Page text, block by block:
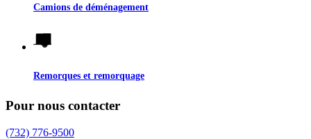
Camions de déménagement
Remorques et remorquage
Pour nous contacter
(732) 776-9500